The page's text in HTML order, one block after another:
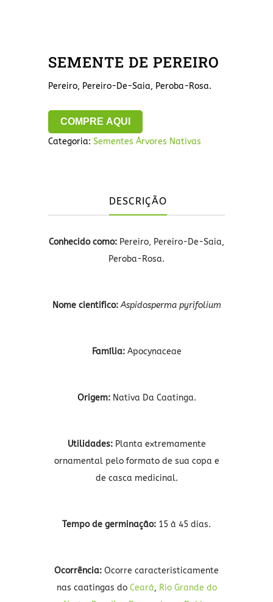
SEMENTE DE PEREIRO
Pereiro, Pereiro-De-Saia, Peroba-Rosa.
COMPRE AQUI
Categoria: Sementes Árvores Nativas
DESCRIÇÃO
Conhecido como: Pereiro, Pereiro-De-Saia,
Peroba-Rosa.
Nome cientifico: Aspidosperma pyrifolium
Família: Apocynaceae
Origem:Nativa Da Caatinga.
Utilidades:Planta extremamente
ornamental pelo formato de sua copa e
de casca medicinal.
Tempo de germinação: 15 à 45 dias.
Ocorrência: Ocorre caracteristicamente
nas caatingas do Ceará, Rio Grande do